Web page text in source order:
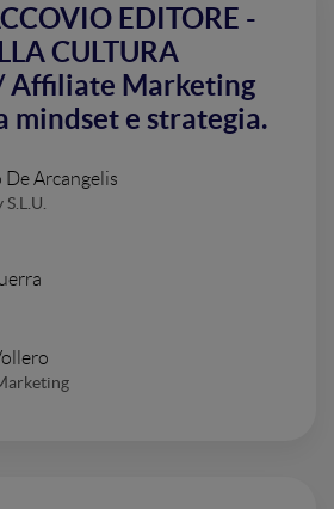
EDITORE -
CULTURA
Affiliate Marketing
mindset e strategia.
Arcangelis